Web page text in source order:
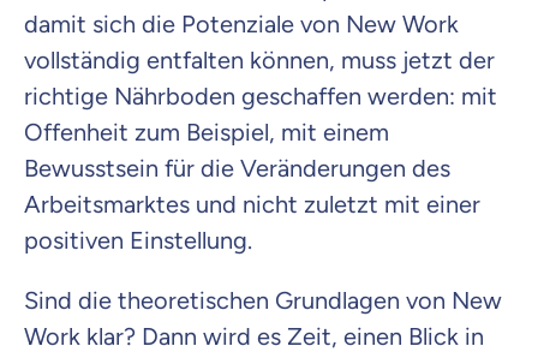
damit sich die Potenziale von New Work
vollständig entfalten können, muss jetzt der
richtige Nährboden geschaffen werden: mit
Offenheit zum Beispiel, mit einem
Bewusstsein für die Veränderungen des
Arbeitsmarktes und nicht zuletzt mit einer
positiven Einstellung.
Sind die theoretischen Grundlagen von New
Work klar? Dann wird es Zeit, einen Blick in